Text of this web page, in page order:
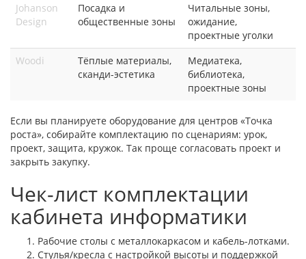
Johanson
Design
Посадка и
общественные зоны
Читальные зоны,
ожидание,
проектные уголки
Woodi
Тёплые материалы,
сканди-эстетика
Медиатека,
библиотека,
проектные зоны
Если вы планируете оборудование для центров «Точка
роста», собирайте комплектацию по сценариям: урок,
проект, защита, кружок. Так проще согласовать проект и
закрыть закупку.
Чек-лист комплектации
кабинета информатики
Рабочие столы с металлокаркасом и кабель-лотками.
Стулья/кресла с настройкой высоты и поддержкой